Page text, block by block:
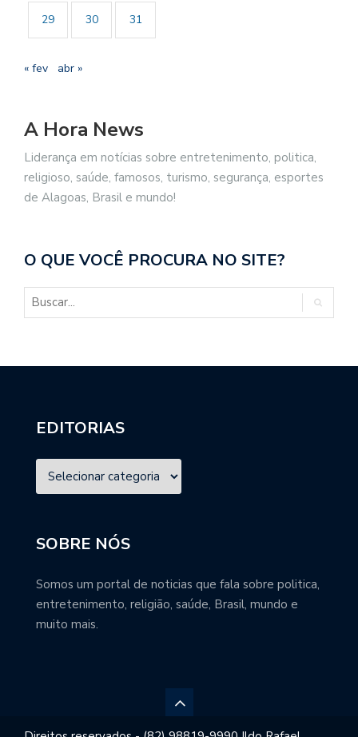
29 30 31
« fev abr »
A Hora News
Liderança em notícias sobre entretenimento, politica,
religioso, saúde, famosos, turismo, segurança, esportes
de Alagoas, Brasil e mundo!
O QUE VOCÊ PROCURA NO SITE?
EDITORIAS
SOBRE NÓS
Somos um portal de noticias que fala sobre politica,
entretenimento, religião, saúde, Brasil, mundo e
muito mais.